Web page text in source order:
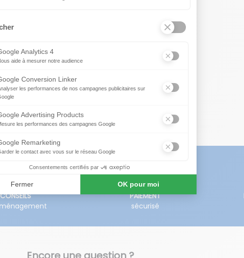
idéale pour la structure et pour le plateau
CONSEILS
PAIEMENT
sécurisé